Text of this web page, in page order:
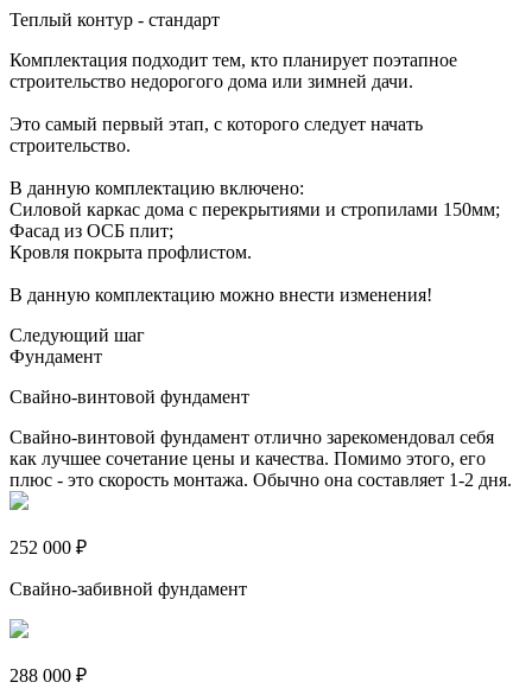
Теплый контур - стандарт
Комплектация подходит тем, кто планирует поэтапное
строительство недорогого дома или зимней дачи.
Это самый первый этап, с которого следует начать
строительство.
В данную комплектацию включено:
Силовой каркас дома с перекрытиями и стропилами 150мм;
Фасад из ОСБ плит;
Кровля покрыта профлистом.
В данную комплектацию можно внести изменения!
Следующий шаг
Фундамент
Свайно-винтовой фундамент
Свайно-винтовой фундамент отлично зарекомендовал себя
как лучшее сочетание цены и качества. Помимо этого, его
плюс - это скорость монтажа. Обычно она составляет 1-2 дня.
252 000 ₽
Свайно-забивной фундамент
288 000 ₽